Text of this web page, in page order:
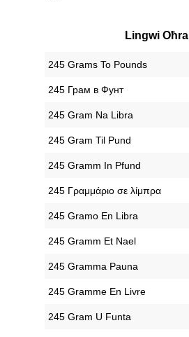
Lingwi Oħra
‎245 Grams To Pounds
‎245 Грам в Фунт
‎245 Gram Na Libra
‎245 Gram Til Pund
‎245 Gramm In Pfund
‎245 Γραμμάριο σε λίμπρα
‎245 Gramo En Libra
‎245 Gramm Et Nael
‎245 Gramma Pauna
‎245 Gramme En Livre
‎245 Gram U Funta